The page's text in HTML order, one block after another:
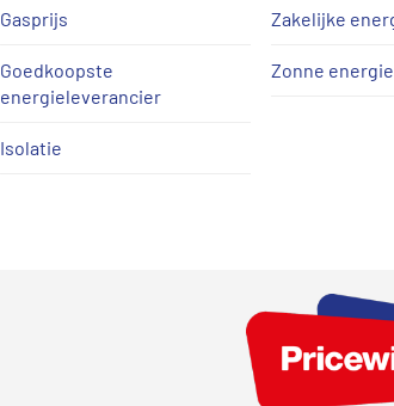
Gasprijs
Goedkoopste
energieleverancier
Isolatie
Zakelijke
Zonne energie